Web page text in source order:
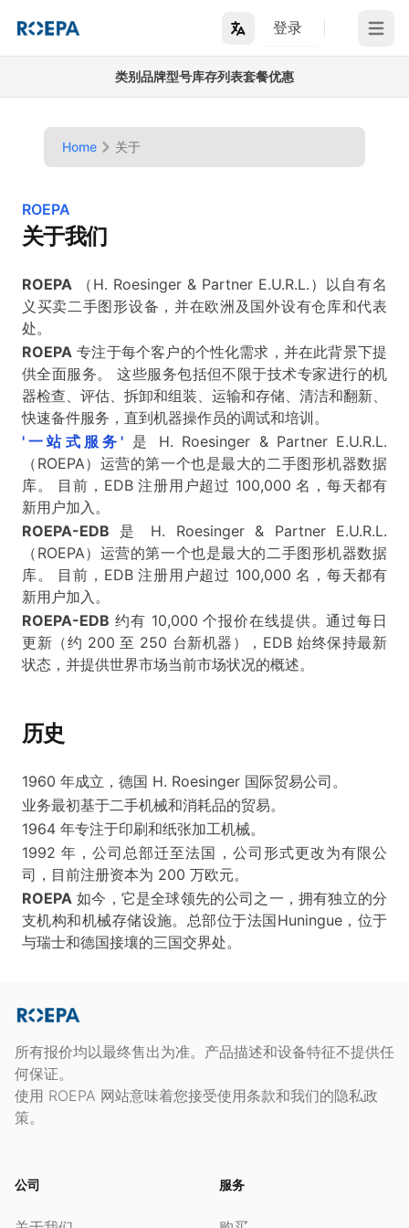
登录 Open
类别品牌型号库存列表套餐优惠
Home 关于
ROEPA
关于我们
ROEPA （H. Roesinger & Partner E.U.R.L.）以自有名
义买卖二手图形设备，并在欧洲及国外设有仓库和代表
处。
ROEPA 专注于每个客户的个性化需求，并在此背景下提
供全面服务。 这些服务包括但不限于技术专家进行的机
器检查、评估、拆卸和组装、运输和存储、清洁和翻新、
快速备件服务，直到机器操作员的调试和培训。
'一站式服务' 是 H. Roesinger & Partner E.U.R.L.
（ROEPA）运营的第一个也是最大的二手图形机器数据
库。 目前，EDB 注册用户超过 100,000 名，每天都有
新用户加入。
ROEPA-EDB 是 H. Roesinger & Partner E.U.R.L.
（ROEPA）运营的第一个也是最大的二手图形机器数据
库。 目前，EDB 注册用户超过 100,000 名，每天都有
新用户加入。
ROEPA-EDB 约有 10,000 个报价在线提供。通过每日
更新（约 200 至 250 台新机器），EDB 始终保持最新
状态，并提供世界市场当前市场状况的概述。
历史
1960 年成立，德国 H. Roesinger 国际贸易公司。
业务最初基于二手机械和消耗品的贸易。
1964 年专注于印刷和纸张加工机械。
1992 年，公司总部迁至法国，公司形式更改为有限公
司，目前注册资本为 200 万欧元。
ROEPA 如今，它是全球领先的公司之一，拥有独立的分
支机构和机械存储设施。总部位于法国Huningue，位于
与瑞士和德国接壤的三国交界处。
所有报价均以最终售出为准。产品描述和设备特征不提供任
何保证。
使用 ROEPA 网站意味着您接受使用条款和我们的隐私政
策。
公司 服务